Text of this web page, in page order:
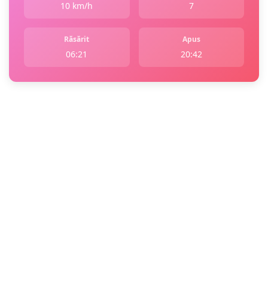
10 km/h 7
Răsărit
06:21
Apus
20:42